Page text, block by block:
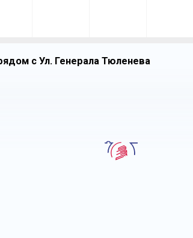
с Ул. Генерала Тюленева